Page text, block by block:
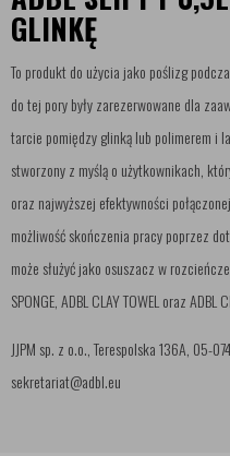
GLINKĘ
To produkt do użycia jako poślizg
do tej pory były zarezerwowane dla
tarcie pomiędzy glinką lub polimerem i
stworzony z myślą o użytkownikach,
oraz najwyższej efektywności
możliwość skończenia pracy poprzez
może służyć jako osuszacz w
SPONGE, ADBL CLAY TOWEL oraz ADBL
JJPM sp. z o.o., Terespolska 136A, 05-
sekretariat@adbl.eu